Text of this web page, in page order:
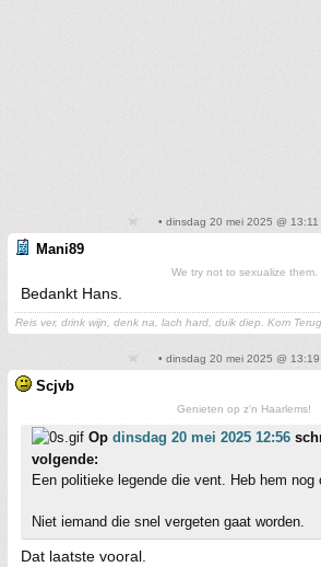
• dinsdag 20 mei 2025 @ 13:11
Mani89
We try not to sexualize them.
Bedankt Hans.
Reis ver, drink wijn, denk na, lach hard, duik diep. Kom Terug.
• dinsdag 20 mei 2025 @ 13:19
Scjvb
Genieten op z'n Haarlems!
Op dinsdag 20 mei 2025 12:56
volgende:
Een politieke legende die vent. Heb hem nog
Niet iemand die snel vergeten gaat worden.
Dat laatste vooral.